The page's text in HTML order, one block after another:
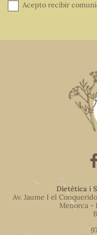
Acepto recibir
Dietètica i
Av. Jaume I el
Menorca -